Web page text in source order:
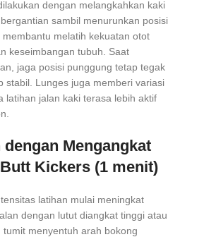
dengan melangkahkan kaki
sambil menurunkan posisi
melatih kekuatan otot
keseimbangan tubuh. Saat
jaga posisi punggung tetap tegak
stabil. Lunges juga memberi variasi
latihan jalan kaki terasa lebih aktif
Mengangkat
Kickers (1 menit)
latihan mulai meningkat
dengan lutut diangkat tinggi atau
tumit menyentuh arah bokong